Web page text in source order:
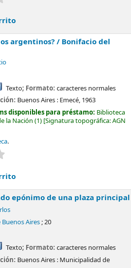
argentinos? / Bonifacio del
Texto; Formato: caracteres normales
Buenos Aires : Emecé, 1963
disponibles para préstamo: Biblioteca
la Nación (1) Signatura topográfica:AGN
.
epónimo de una plaza principal
Aires; 20
Texto; Formato: caracteres normales
Buenos Aires : Municipalidad de